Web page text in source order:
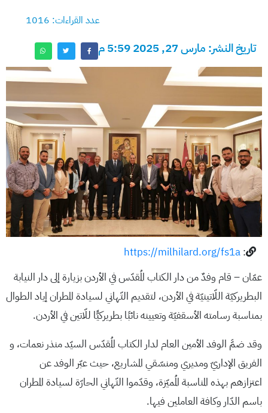
عدد القراءات: 1016
تاريخ النشر: مارس 27, 2025 5:59 م
:
https://milhilard.org/fs1a
عمّان – قام وفدٌ من دار الكتاب المُقدّس في الأردن بزيارة إلى دار النيابة
البطريركيّة اللّاتينيّة في الأردن، لتقديم التّهاني لسيادة المطران إياد الطوال
بمناسبة رسامته الأسقفيّة وتعيينه نائبًا بطريركيًّا للّاتين في الأردن.
وقد ضمَّ الوفد الأمين العام لدار الكتاب المُقدّس السيّد منذر نعمات، و
الفريق الإداريّ ومديري ومنسّقي المشاريع، حيث عبّر الوفد عن
اعتزازهم بهذه المناسبة المُميّزة، وقدّموا التّهاني الحارّة لسيادة المطران
باسم الدّار وكافة العاملين فيها.